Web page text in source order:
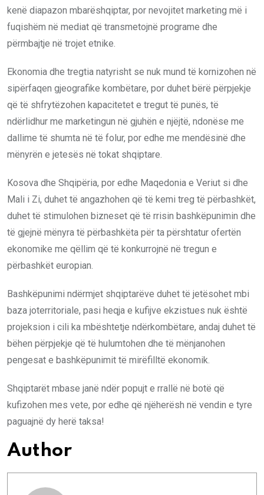
kenë diapazon mbarëshqiptar, por nevojitet marketing më i
fuqishëm në mediat që transmetojnë programe dhe
përmbajtje në trojet etnike.
Ekonomia dhe tregtia natyrisht se nuk mund të kornizohen në
sipërfaqen gjeografike kombëtare, por duhet bërë përpjekje
që të shfrytëzohen kapacitetet e tregut të punës, të
ndërlidhur me marketingun në gjuhën e njëjtë, ndonëse me
dallime të shumta në të folur, por edhe me mendësinë dhe
mënyrën e jetesës në tokat shqiptare.
Kosova dhe Shqipëria, por edhe Maqedonia e Veriut si dhe
Mali i Zi, duhet të angazhohen që të kemi treg të përbashkët,
duhet të stimulohen bizneset që të rrisin bashkëpunimin dhe
të gjejnë mënyra të përbashkëta për ta përshtatur ofertën
ekonomike me qëllim që të konkurrojnë në tregun e
përbashkët europian.
Bashkëpunimi ndërmjet shqiptarëve duhet të jetësohet mbi
baza joterritoriale, pasi heqja e kufijve ekzistues nuk është
projeksion i cili ka mbështetje ndërkombëtare, andaj duhet të
bëhen përpjekje që të hulumtohen dhe të mënjanohen
pengesat e bashkëpunimit të mirëfilltë ekonomik.
Shqiptarët mbase janë ndër popujt e rrallë në botë që
kufizohen mes vete, por edhe që njëherësh në vendin e tyre
paguajnë dy herë taksa!
Author